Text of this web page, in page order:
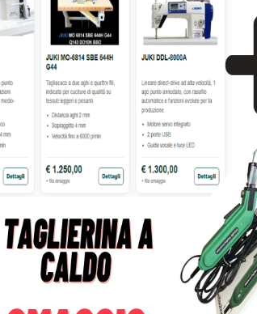
MACCHINA ATTACCA BOTTONI
su questo